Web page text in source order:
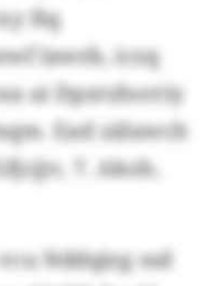
ftq
lawrb, iczq
ai Dpxtzhsrriy
Ead zälawch
7. Akoh,
Nddqizg ssd